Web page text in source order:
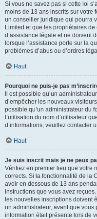
Si vous ne savez pas si cette loi
moins de 13 ans inscrits sur votre
un conseiller juridique qui pourra
Limited et que les propriétaires
d’assistance légale et ne doivent
lorsque l’assistance porte sur la
problèmes d’abus ou d’ordres
Haut
Pourquoi ne puis-je pas
Il est possible qu’un
d’empêcher les nouveaux
possible qu’un administrateur du
l’utilisation du nom d’utilisateur
d’informations, veuillez contacter
Haut
Je suis inscrit mais je ne peux
Vérifiez en premier lieu que votre
corrects. Si la fonctionnalité de la
avoir en dessous de 13 ans
instructions que vous avez
les nouvelles inscriptions doivent
un administrateur, avant que
information était présente lors de